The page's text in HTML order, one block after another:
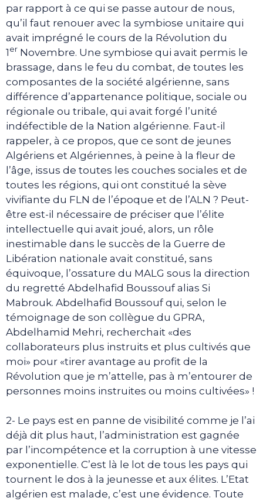
par rapport à ce qui se passe autour de nous,
qu’il faut renouer avec la symbiose unitaire qui
avait imprégné le cours de la Révolution du
1 er Novembre. Une symbiose qui avait permis le
brassage, dans le feu du combat, de toutes les
composantes de la société algérienne, sans
différence d’appartenance politique, sociale ou
régionale ou tribale, qui avait forgé l’unité
indéfectible de la Nation algérienne. Faut-il
rappeler, à ce propos, que ce sont de jeunes
Algériens et Algériennes, à peine à la fleur de
l’âge, issus de toutes les couches sociales et de
toutes les régions, qui ont constitué la sève
vivifiante du FLN de l’époque et de l’ALN ? Peut-
être est-il nécessaire de préciser que l’élite
intellectuelle qui avait joué, alors, un rôle
inestimable dans le succès de la Guerre de
Libération nationale avait constitué, sans
équivoque, l’ossature du MALG sous la direction
du regretté Abdelhafid Boussouf alias Si
Mabrouk. Abdelhafid Boussouf qui, selon le
témoignage de son collègue du GPRA,
Abdelhamid Mehri, recherchait «des
collaborateurs plus instruits et plus cultivés que
moi» pour «tirer avantage au profit de la
Révolution que je m’attelle, pas à m’entourer de
personnes moins instruites ou moins cultivées» !
2- Le pays est en panne de visibilité comme je l’ai
déjà dit plus haut, l’administration est gagnée
par l’incompétence et la corruption à une vitesse
exponentielle. C’est là le lot de tous les pays qui
tournent le dos à la jeunesse et aux élites. L’Etat
algérien est malade, c’est une évidence. Toute